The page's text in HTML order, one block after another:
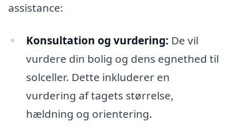
assistance:
Konsultation og vurdering: De vil
vurdere din bolig og dens egnethed til
solceller. Dette inkluderer en
vurdering af tagets størrelse,
hældning og orientering.